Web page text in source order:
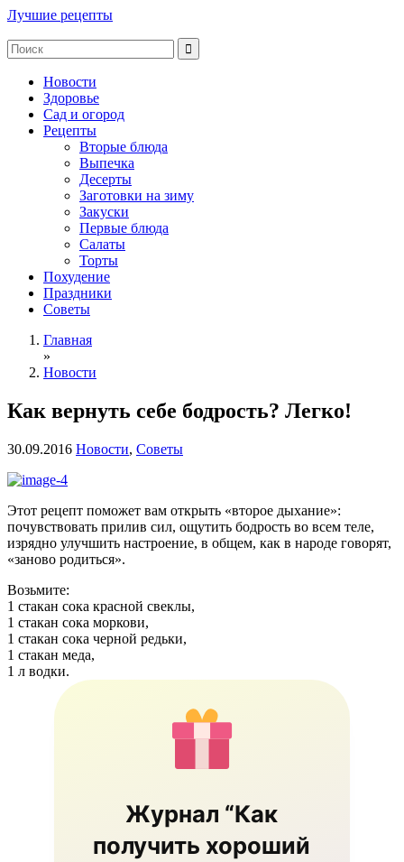
Лучшие рецепты
Новости
Здоровье
Сад и огород
Рецепты
Вторые блюда
Выпечка
Десерты
Заготовки на зиму
Закуски
Первые блюда
Салаты
Торты
Похудение
Праздники
Советы
Главная
»
Новости
Как вернуть себе бодрость? Легко!
30.09.2016 Новости, Советы
Этот рецепт поможет вам открыть «второе дыхание»:
почувствовать прилив сил, ощутить бодрость во всем теле,
изрядно улучшить настроение, в общем, как в народе говорят,
«заново родиться».
Возьмите:
1 стакан сока красной свеклы,
1 стакан сока моркови,
1 стакан сока черной редьки,
1 стакан меда,
1 л водки.
Журнал “Как
получить хороший